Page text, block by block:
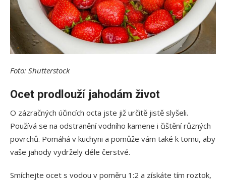
Foto: Shutterstock
Ocet prodlouží jahodám život
O zázračných účincích octa jste již určitě jistě slyšeli.
Používá se na odstranění vodního kamene i čištění různých
povrchů. Pomáhá v kuchyni a pomůže vám také k tomu, aby
vaše jahody vydržely déle čerstvé.
Smíchejte ocet s vodou v poměru 1:2 a získáte tím roztok,